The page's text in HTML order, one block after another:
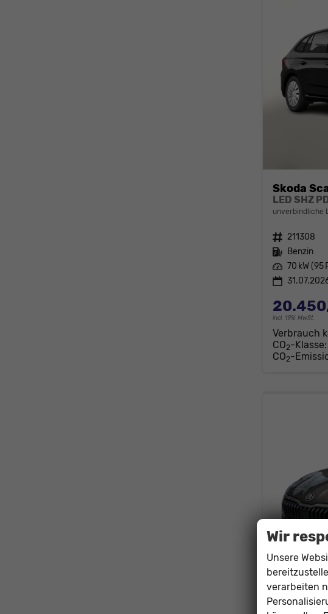
Skoda
LED SHZ
unverbindliche
Fahrzeugnr. 211308
Kraftstoff Benzin
Leistung 70 kW (95
incl. 19% MwSt.
Verbrauch
CO2-Klasse:
CO2-
Skoda
Wir
Unsere
verarbeiten